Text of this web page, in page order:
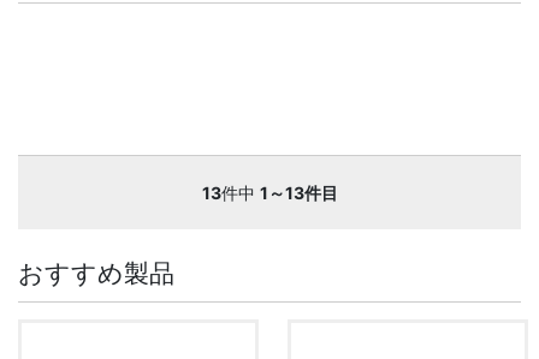
13件中 1～13件目
おすすめ製品